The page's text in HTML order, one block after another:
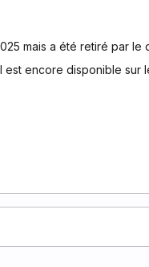
mais a été retiré par le
encore disponible sur